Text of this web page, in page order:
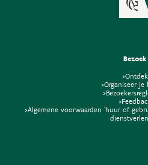
Bezoek
>Ontdek
>Organiseer je
>Algemene voorwaarden 'huur of